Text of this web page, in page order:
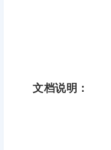
文档说明：